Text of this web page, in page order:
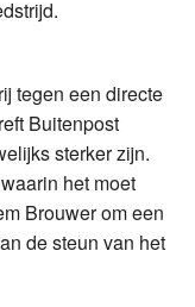
tegen een directe
Buitenpost
sterker zijn.
het moet
Brouwer om een
de steun van het